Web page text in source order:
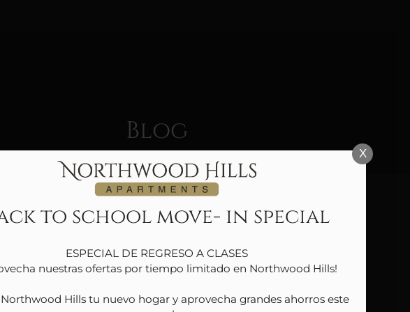
VERSION OF THIS SITE AVAILABLE. CLICK HERE TO VIEW.
Blog
X
to school move- in special
ESPECIAL DE REGRESO A CLASES
nuestras ofertas por tiempo limitado en Northwood Hills!
Hills tu nuevo hogar y aprovecha grandes ahorros este